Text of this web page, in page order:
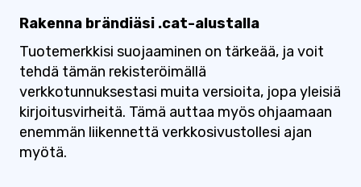
Rakenna brändiäsi .cat-alustalla
Tuotemerkkisi suojaaminen on tärkeää, ja voit
tehdä tämän rekisteröimällä
verkkotunnuksestasi muita versioita, jopa yleisiä
kirjoitusvirheitä. Tämä auttaa myös ohjaamaan
enemmän liikennettä verkkosivustollesi ajan
myötä.